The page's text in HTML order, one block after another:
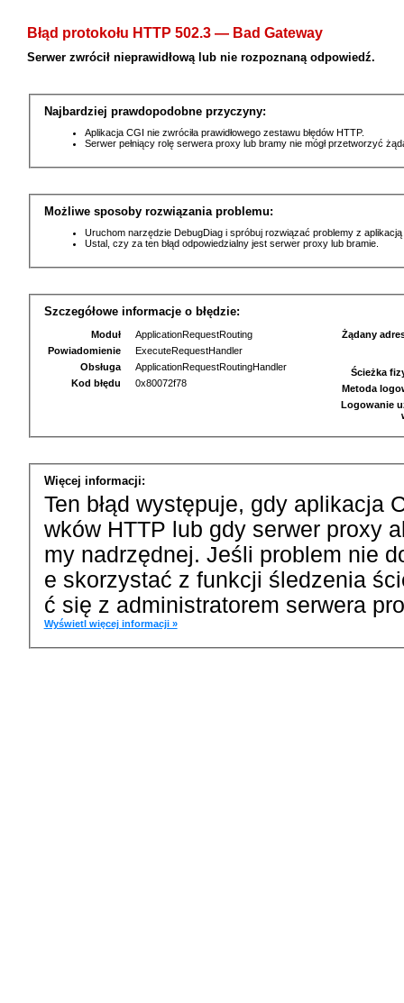
Błąd protokołu HTTP 502.3 — Bad Gateway
Serwer zwrócił nieprawidłową lub nie rozpoznaną odpowiedź.
Najbardziej prawdopodobne przyczyny:
Aplikacja CGI nie zwróciła prawidłowego zestawu błędów HTTP.
Serwer pełniący rolę serwera proxy lub bramy nie mógł przetworzyć
Możliwe sposoby rozwiązania problemu:
Uruchom narzędzie DebugDiag i spróbuj rozwiązać problemy z
Ustal, czy za ten błąd odpowiedzialny jest serwer proxy lub bramie.
Szczegółowe informacje o błędzie:
Moduł
ApplicationRequestRouting
Powiadomienie
ExecuteRequestHandler
Obsługa
ApplicationRequestRoutingHandler
Kod błędu
0x80072f78
Żądany
Ścieżka
Metoda
Logowanie
Więcej informacji:
Ten błąd występuje, gdy aplikacja
wków HTTP lub gdy serwer proxy
my nadrzędnej. Jeśli problem nie
e skorzystać z funkcji śledzenia
ć się z administratorem serwera
Wyświetl więcej informacji »